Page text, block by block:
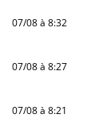
07/08 à 8:32
07/08 à 8:27
07/08 à 8:21